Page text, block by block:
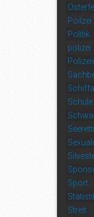
Poilzei
Politik
polizei
Schule
Sport
Streit